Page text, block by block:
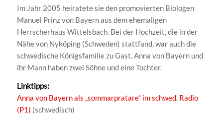
Im Jahr 2005 heiratete sie den promovierten Biologen
Manuel Prinz von Bayern aus dem ehemaligen
Herrscherhaus Wittelsbach. Bei der Hochzeit, die in der
Nähe von Nyköping (Schweden) stattfand, war auch die
schwedische Königsfamilie zu Gast. Anna von Bayern und
ihr Mann haben zwei Söhne und eine Tochter.
Linktipps:
Anna von Bayern als „sommarpratare“ im schwed. Radio
(P1) (schwedisch)